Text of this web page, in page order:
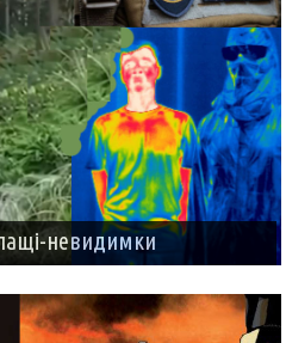
невидимки